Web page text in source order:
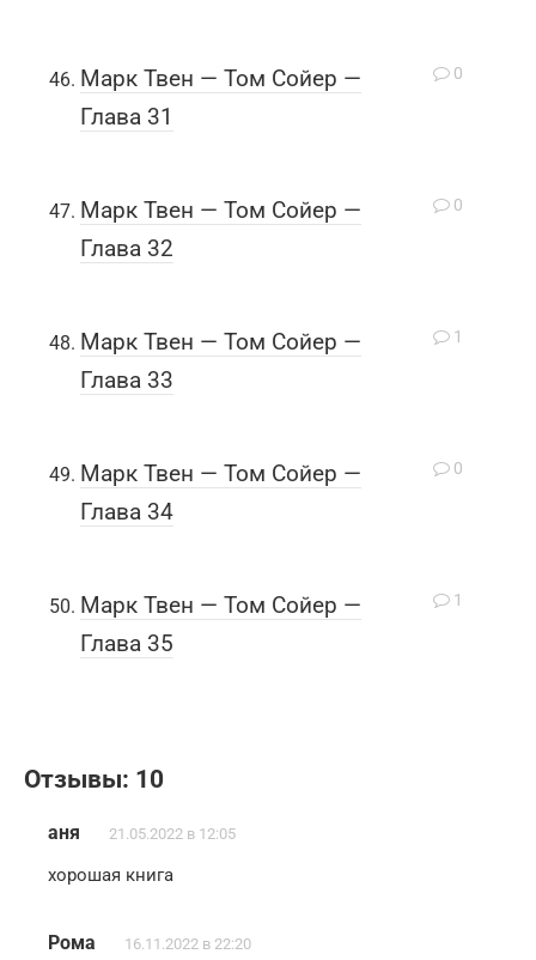
0
Марк Твен — Том Сойер —
Глава 31
0
Марк Твен — Том Сойер —
Глава 32
1
Марк Твен — Том Сойер —
Глава 33
0
Марк Твен — Том Сойер —
Глава 34
1
Марк Твен — Том Сойер —
Глава 35
Отзывы: 10
аня 21.05.2022 в 12:05
хорошая книга
Рома 16.11.2022 в 22:20